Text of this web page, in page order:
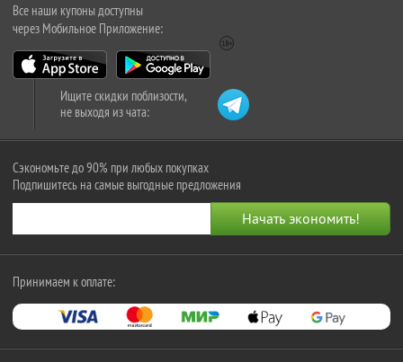
Все наши купоны доступны
через Мобильное Приложение:
Ищите скидки поблизости,
не выходя из чата:
Сэкономьте до 90% при любых покупках
Подпишитесь на самые выгодные предложения
Принимаем к оплате: